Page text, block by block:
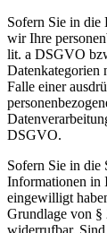
Sofern Sie in die
wir Ihre
lit. a DSGVO
Datenkategorien
Falle einer
DSGVO.
Sofern Sie in die
Informationen in
eingewilligt
Grundlage von
widerrufbar.